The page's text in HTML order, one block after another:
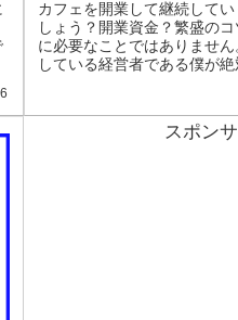
カフェを開業して継続して
しょう？開業資金？繁盛の
に必要なことではありませ
している経営者である僕が
めました。これから開業を
経営して悩んでいる方は絶
スポン